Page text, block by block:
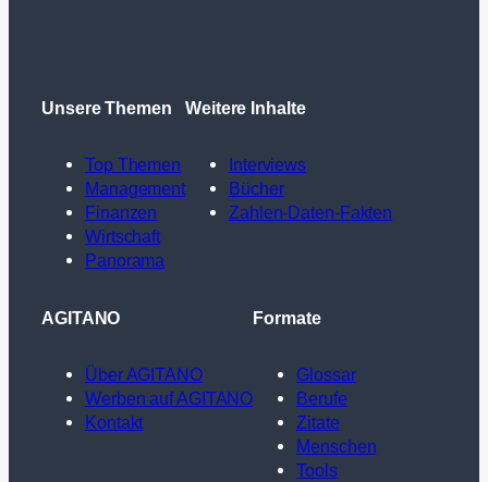
Unsere Themen
Top Themen
Management
Finanzen
Wirtschaft
Panorama
Weitere Inhalte
Interviews
Bücher
Zahlen-Daten-Fakten
AGITANO
Über AGITANO
Werben auf AGITANO
Kontakt
Formate
Glossar
Berufe
Zitate
Menschen
Tools